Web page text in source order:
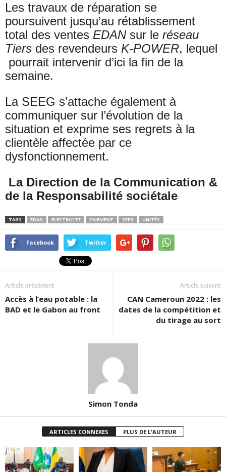
Les travaux de réparation se
poursuivent jusqu’au rétablissement
total des ventes EDAN sur le réseau
Tiers des revendeurs K-POWER, lequel
pourrait intervenir d’ici la fin de la
semaine.
La SEEG s’attache également à
communiquer sur l’évolution de la
situation et exprime ses regrets à la
clientèle affectée par ce
dysfonctionnement.
La Direction de la Communication &
de la Responsabilité sociétale
TAGS EDAN ELECTRICITE PAIEMENT SEEG UNITÉS
Facebook Twitter
Article précédent
Accès à l’eau potable : la
BAD et le Gabon au front
Article suivant
CAN Cameroun 2022 : les
dates de la compétition et
du tirage au sort
Simon Tonda
ARTICLES CONNEXES PLUS DE L'AUTEUR